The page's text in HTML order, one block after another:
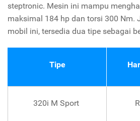
steptronic. Mesin ini mampu
maksimal 184 hp dan torsi 300 Nm.
mobil ini, tersedia dua tipe sebagai
Tipe
320i M Sport